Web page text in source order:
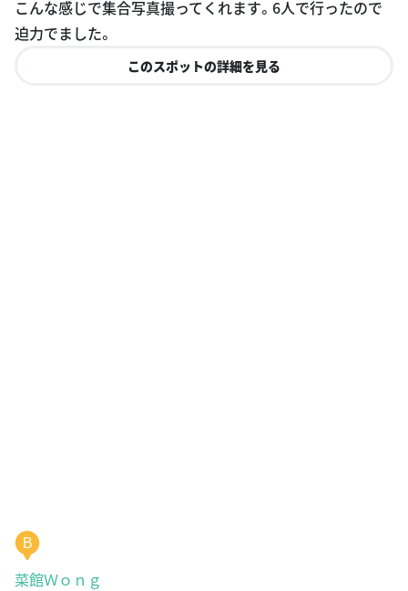
こんな感じで集合写真撮ってくれます。6人で行ったので
迫力でました。
このスポットの詳細を見る
B
菜館Ｗｏｎｇ